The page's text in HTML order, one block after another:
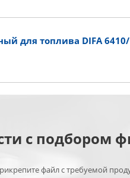
для топлива DIFA 6410/
с подбором
файл с требуемой